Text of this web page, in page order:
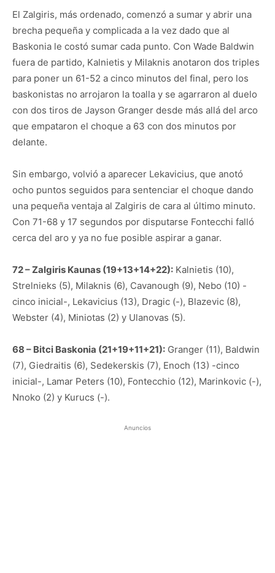
El Zalgiris, más ordenado, comenzó a sumar y abrir una
brecha pequeña y complicada a la vez dado que al
Baskonia le costó sumar cada punto. Con Wade Baldwin
fuera de partido, Kalnietis y Milaknis anotaron dos triples
para poner un 61-52 a cinco minutos del final, pero los
baskonistas no arrojaron la toalla y se agarraron al duelo
con dos tiros de Jayson Granger desde más allá del arco
que empataron el choque a 63 con dos minutos por
delante.
Sin embargo, volvió a aparecer Lekavicius, que anotó
ocho puntos seguidos para sentenciar el choque dando
una pequeña ventaja al Zalgiris de cara al último minuto.
Con 71-68 y 17 segundos por disputarse Fontecchi falló
cerca del aro y ya no fue posible aspirar a ganar.
72 – Zalgiris Kaunas (19+13+14+22): Kalnietis (10),
Strelnieks (5), Milaknis (6), Cavanough (9), Nebo (10) -
cinco inicial-, Lekavicius (13), Dragic (-), Blazevic (8),
Webster (4), Miniotas (2) y Ulanovas (5).
68 – Bitci Baskonia (21+19+11+21): Granger (11), Baldwin
(7), Giedraitis (6), Sedekerskis (7), Enoch (13) -cinco
inicial-, Lamar Peters (10), Fontecchio (12), Marinkovic (-),
Nnoko (2) y Kurucs (-).
Anuncios